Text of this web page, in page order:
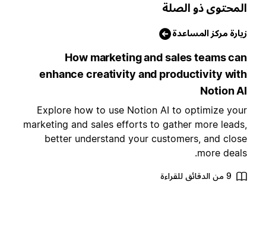
ذو الصلة
مركز المساعدة
How marketing and sales teams
enhance creativity and productivity
Notion
Explore how to use Notion AI to optimize
marketing and sales efforts to gather more
better understand your customers, and
more
9 من الدقائق للقراءة